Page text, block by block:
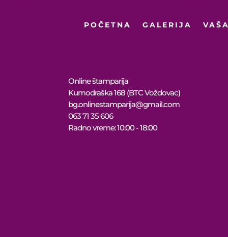
POČETNA GALERIJA
Online štamparija
Kumodraška 168 (BTC Voždovac)
bg.onlinestamparija@gmail.com
063 71 35 606
Radno vreme: 10:00 - 18:00